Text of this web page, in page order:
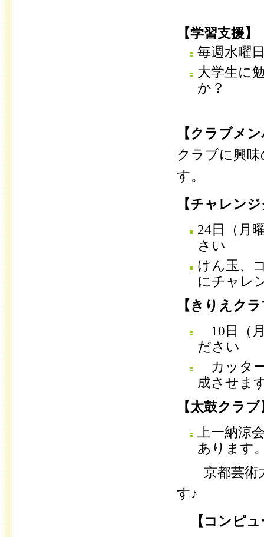
【学習支援】
毎週水曜
大学生に
か？
【クラブメ
クラブに興
す。
【チャレン
24日（月
さい
けん玉、
にチャレ
【きりえク
10日（
ださい
カッタ
成させま
【太鼓クラブ
上一納涼
あります
京都芸術
す♪
【コンピ